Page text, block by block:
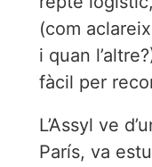
(com
i quan
fàcil per
L’Assyl ve
París, va